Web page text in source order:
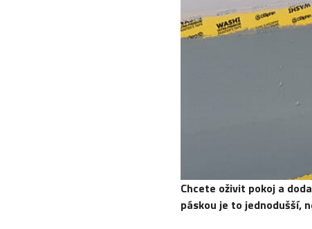
Chcete oživit pokoj a
páskou je to jednodušší,